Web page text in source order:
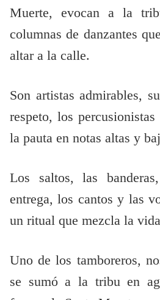
Muerte, evocan a la
columnas de danzantes
altar a la calle.
Son artistas admirables,
respeto, los
la pauta en notas altas y
Los saltos, las
entrega, los cantos y las
un ritual que mezcla la
Uno de los tamboreros,
se sumó a la tribu en